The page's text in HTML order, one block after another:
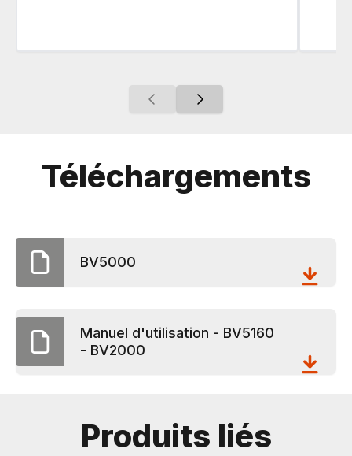
Téléchargements
BV5000
Manuel d'utilisation - BV5160
- BV2000
Produits liés